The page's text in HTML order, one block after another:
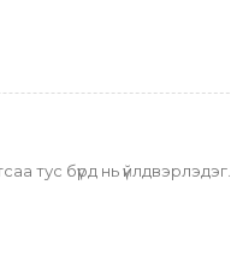
тус бүрд нь үйлдвэрлэдэг.